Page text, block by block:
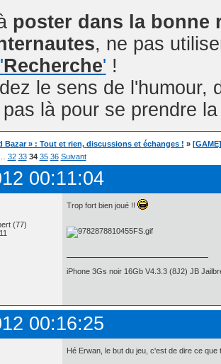
poster dans la bonne
, ne pas
Recherche' !
le sens de l'humour,
là pour se prendre
Bazar » : Tout et rien, discussions et échanges ! »
32 33 34 35 36 Suivant
00:11:04
(77)
Trop fort bien joué !!
iPhone 3Gs noir 16Gb V4.3.3 (8J2) JB
00:16:25
Hé Erwan, le but du jeu, c'est de dire ce